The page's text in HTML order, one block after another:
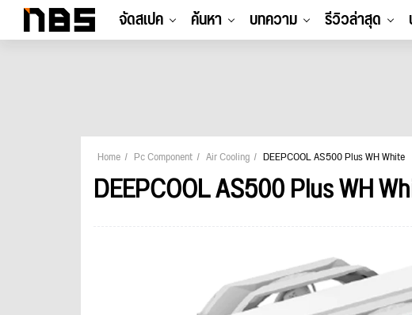
จัดสเปค ค้นหา บทความ รีวิวล่าสุด
Home Pc Component Air Cooling DEEPCOOL AS500 Plus WH White
DEEPCOOL AS500 Plus WH